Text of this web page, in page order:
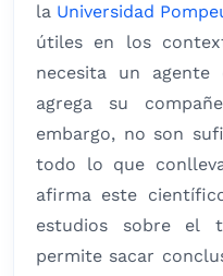
la Universidad
útiles en los
necesita un agente
agrega su
embargo, no son
todo lo que
afirma este
estudios sobre el
permite sacar